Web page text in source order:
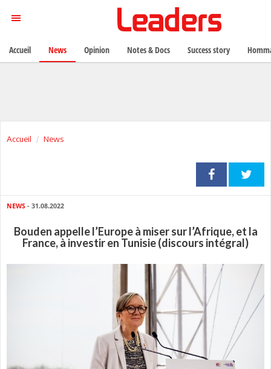
Accueil News
NEWS - 31.08.2022
Bouden appelle l’Europe à miser sur l’Afrique, et la
France, à investir en Tunisie (discours intégral)
Accueil News Opinion Notes & Docs Success story